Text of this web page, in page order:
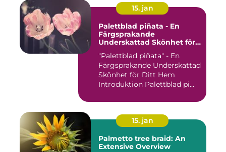
15. jan
Palettblad piñata - En
Färgsprakande
Underskattad Skönhet för
"Palettblad piñata" - En
Färgsprakande Underskattad
Skönhet för Ditt Hem
Introduktion Palettblad pi...
15. jan
Palmetto tree braid: An
Extensive Overview